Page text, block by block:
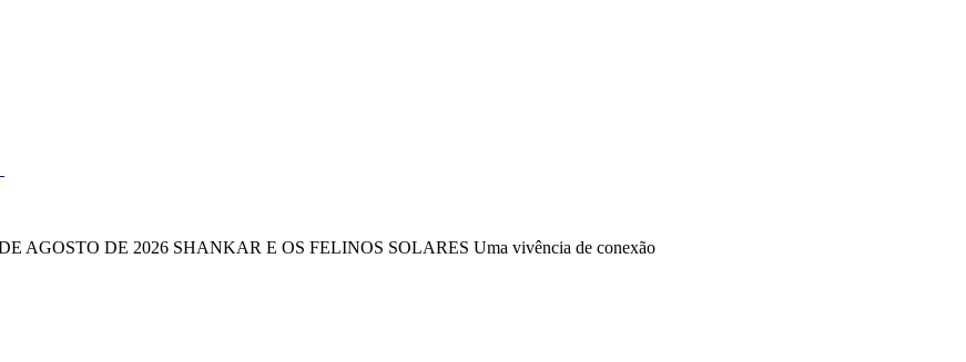
AGOSTO DE 2026 SHANKAR E OS FELINOS SOLARES Uma vivência de conexão